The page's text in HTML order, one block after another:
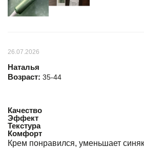
26.07.2026
Наталья
Возраст: 35-44
Качество
Эффект
Текстура
Комфорт
Крем понравился, уменьшает